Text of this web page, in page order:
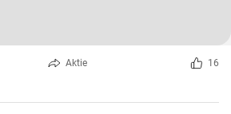
Aktie 16